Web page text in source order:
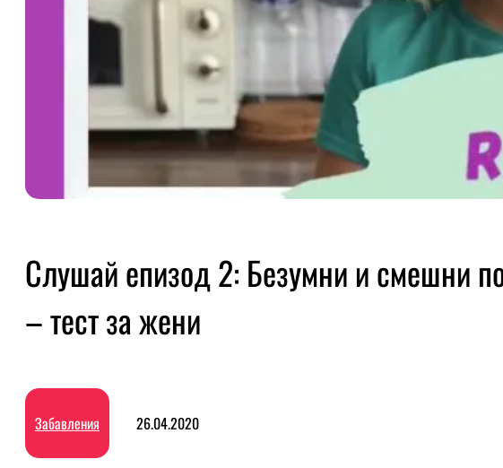
Слушай епизод 2: Безумни и смешни
– тест за жени
Забавления 26.04.2020